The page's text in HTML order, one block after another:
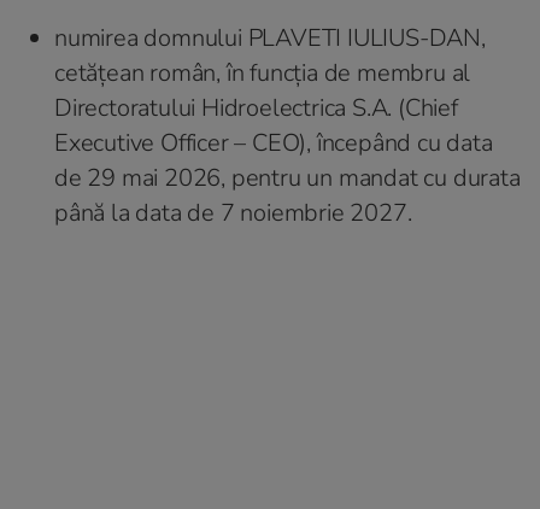
numirea domnului PLAVETI IULIUS-DAN,
cetățean român, în funcția de membru al
Directoratului Hidroelectrica S.A. (Chief
Executive Officer – CEO), începând cu data
de 29 mai 2026, pentru un mandat cu durata
până la data de 7 noiembrie 2027.